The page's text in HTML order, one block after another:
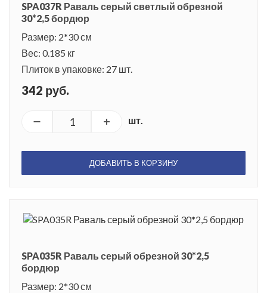
SPA037R Раваль серый светлый обрезной
30*2,5 бордюр
Размер: 2*30 см
Вес: 0.185 кг
Плиток в упаковке: 27 шт.
342 руб.
шт.
ДОБАВИТЬ В КОРЗИНУ
SPA035R Раваль серый обрезной 30*2,5
бордюр
Размер: 2*30 см